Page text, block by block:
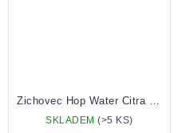
SKLADEM(>5 KS)